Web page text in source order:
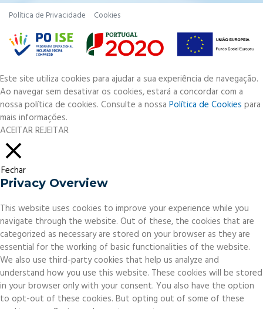
Política de Privacidade Cookies
Este site utiliza cookies para ajudar a sua experiência de navegação.
Ao navegar sem desativar os cookies, estará a concordar com a
nossa política de cookies. Consulte a nossa Política de Cookies para
mais informações.
ACEITARREJEITAR
Fechar
Privacy Overview
This website uses cookies to improve your experience while you
navigate through the website. Out of these, the cookies that are
categorized as necessary are stored on your browser as they are
essential for the working of basic functionalities of the website.
We also use third-party cookies that help us analyze and
understand how you use this website. These cookies will be stored
in your browser only with your consent. You also have the option
to opt-out of these cookies. But opting out of some of these